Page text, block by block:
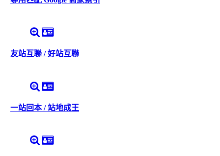
友站互聯 / 好站互聯
一站回本 / 站地成王